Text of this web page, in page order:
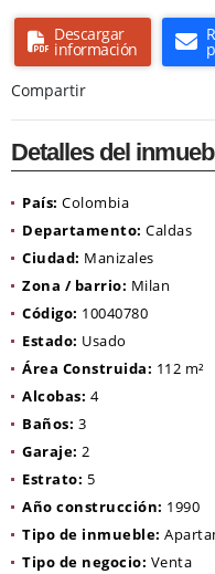
Descargar
información
Compartir
Detalles del
País: Colombia
Departamento: Caldas
Ciudad: Manizales
Zona / barrio: Milan
Código: 10040780
Estado: Usado
Área Construida: 112 m²
Alcobas: 4
Baños: 3
Garaje: 2
Estrato: 5
Año construcción: 1990
Tipo de inmueble:
Tipo de negocio: Venta